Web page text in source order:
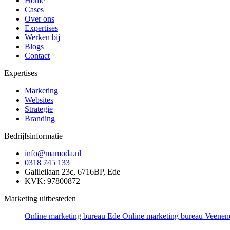
Cases
Over ons
Expertises
Werken bij
Blogs
Contact
Expertises
Marketing
Websites
Strategie
Branding
Bedrijfsinformatie
info@mamoda.nl
0318 745 133
Galileilaan 23c, 6716BP, Ede
KVK: 97800872
Marketing uitbesteden
Online marketing bureau Ede Online marketing bureau